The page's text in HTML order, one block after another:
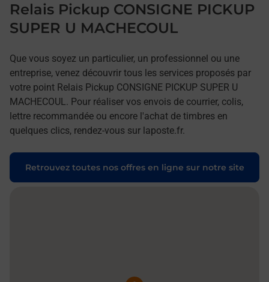
Relais Pickup CONSIGNE PICKUP
SUPER U MACHECOUL
Que vous soyez un particulier, un professionnel ou une
entreprise, venez découvrir tous les services proposés par
votre point Relais Pickup CONSIGNE PICKUP SUPER U
MACHECOUL. Pour réaliser vos envois de courrier, colis,
lettre recommandée ou encore l'achat de timbres en
quelques clics, rendez-vous sur laposte.fr.
Retrouvez toutes nos offres en ligne sur notre site
Pin de la carte